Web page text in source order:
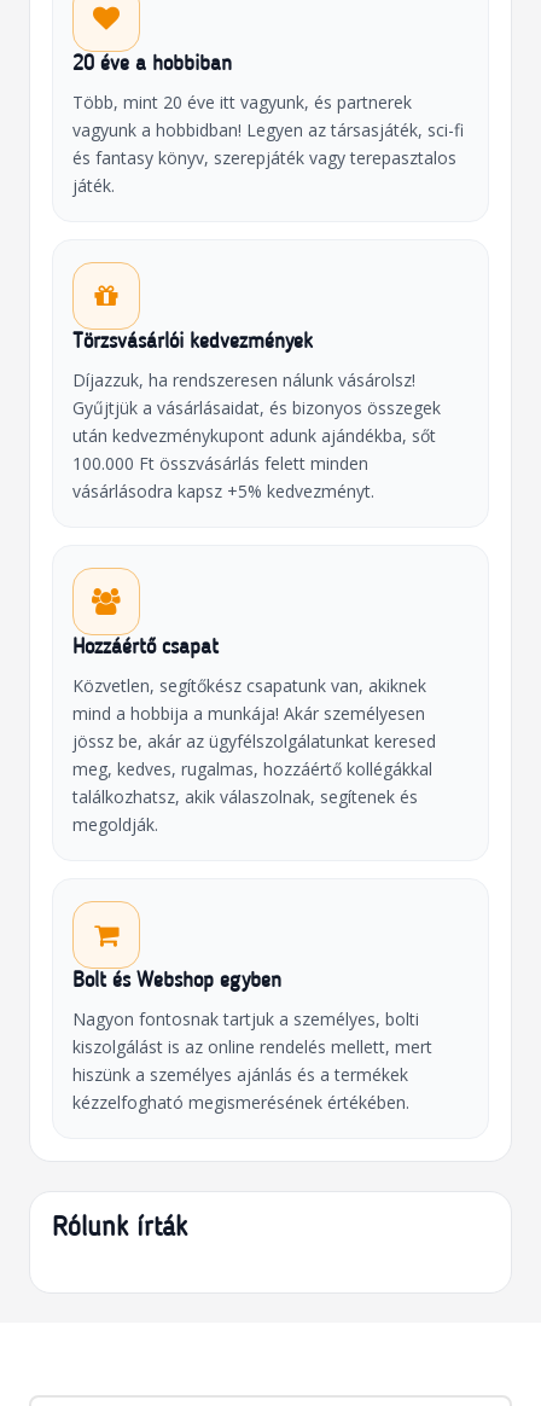
20 éve a hobbiban
Több, mint 20 éve itt vagyunk, és partnerek
vagyunk a hobbidban! Legyen az társasjáték, sci-fi
és fantasy könyv, szerepjáték vagy terepasztalos
játék.
Törzsvásárlói kedvezmények
Díjazzuk, ha rendszeresen nálunk vásárolsz!
Gyűjtjük a vásárlásaidat, és bizonyos összegek
után kedvezménykupont adunk ajándékba, sőt
100.000 Ft összvásárlás felett minden
vásárlásodra kapsz +5% kedvezményt.
Hozzáértő csapat
Közvetlen, segítőkész csapatunk van, akiknek
mind a hobbija a munkája! Akár személyesen
jössz be, akár az ügyfélszolgálatunkat keresed
meg, kedves, rugalmas, hozzáértő kollégákkal
találkozhatsz, akik válaszolnak, segítenek és
megoldják.
Bolt és Webshop egyben
Nagyon fontosnak tartjuk a személyes, bolti
kiszolgálást is az online rendelés mellett, mert
hiszünk a személyes ajánlás és a termékek
kézzelfogható megismerésének értékében.
Rólunk írták